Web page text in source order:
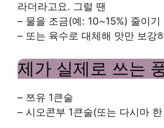
라더라고요. 그럴 땐
– 물을 조금(예: 10~15%) 줄이기
– 또는 육수로 대체해 맛만 보강
제가 실제로 쓰는
– 쯔유 1큰술
– 시오콘부 1큰술(또는 다시마